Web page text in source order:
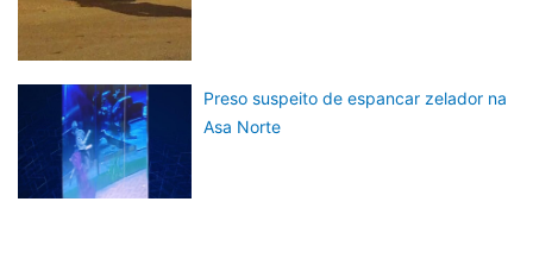
Preso suspeito de espancar zelador na
Asa Norte